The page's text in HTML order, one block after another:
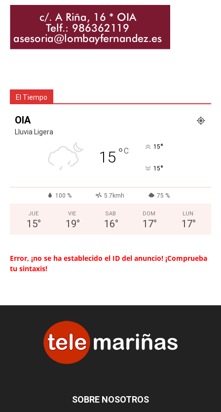
El Tiempo
OIA
Lluvia Ligera
15 °C 15°
15°
100 % 5.7kmh 75 %
JUE
15°
VIE
19°
SAB
16°
DOM
17°
LUN
17°
Error, ¡no se ha establecido el ID del anuncio! ¡Comprueba
tu sintaxis!
SOBRE NOSOTROS